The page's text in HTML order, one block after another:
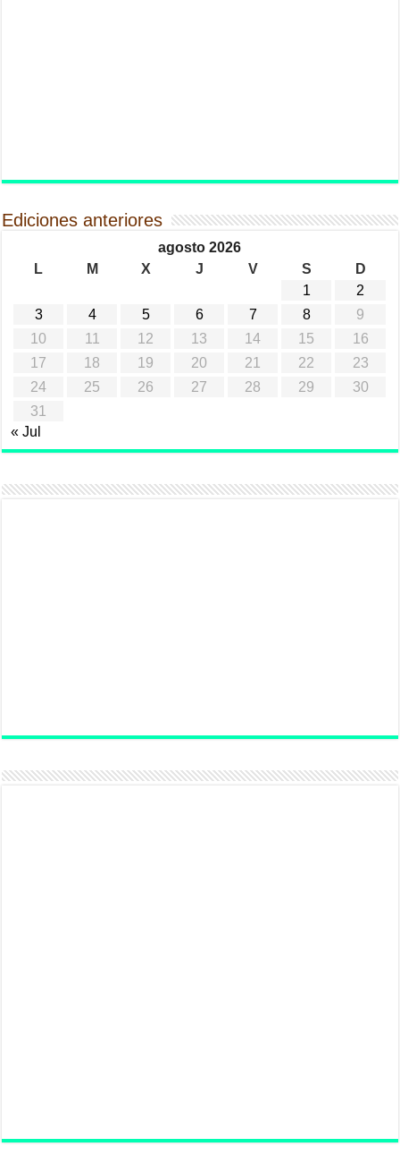
Ediciones anteriores
agosto 2026
L
M X J V S
D
1
2
3
4 5 6 7 8
9
10
11 12 13 14 15
16
17
18 19 20 21 22
23
24
25 26 27 28 29
30
31
« Jul